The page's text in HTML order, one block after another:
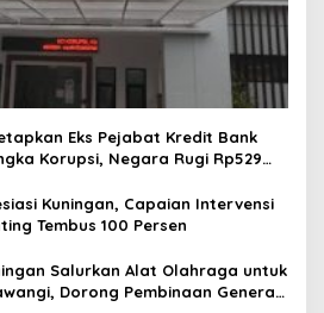
Eks Pejabat Kredit Bank
Korupsi, Negara Rugi Rp529
Kuningan, Capaian Intervensi
Tembus 100 Persen
Salurkan Alat Olahraga untuk
Dorong Pembinaan Generasi